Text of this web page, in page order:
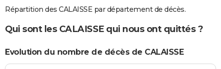
Répartition des CALAISSE par département de décès.
Qui sont les CALAISSE qui nous ont quittés ?
Evolution du nombre de décès de CALAISSE